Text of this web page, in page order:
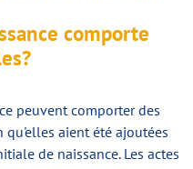
comporte
peuvent comporter des
aient été ajoutées
de naissance. Les actes